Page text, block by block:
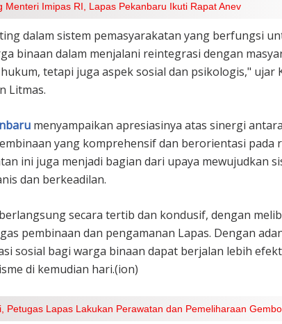
Menteri Imipas RI, Lapas Pekanbaru Ikuti Rapat Anev
dalam sistem pemasyarakatan yang berfungsi
binaan dalam menjalani reintegrasi dengan
tetapi juga aspek sosial dan psikologis," ujar
Litmas.
menyampaikan apresiasinya atas sinergi
yang komprehensif dan berorientasi pada
ini juga menjadi bagian dari upaya mewujudkan
dan berkeadilan.
secara tertib dan kondusif, dengan
pembinaan dan pengamanan Lapas. Dengan
sosial bagi warga binaan dapat berjalan lebih
di kemudian hari.(ion)
Petugas Lapas Lakukan Perawatan dan Pemeliharaan